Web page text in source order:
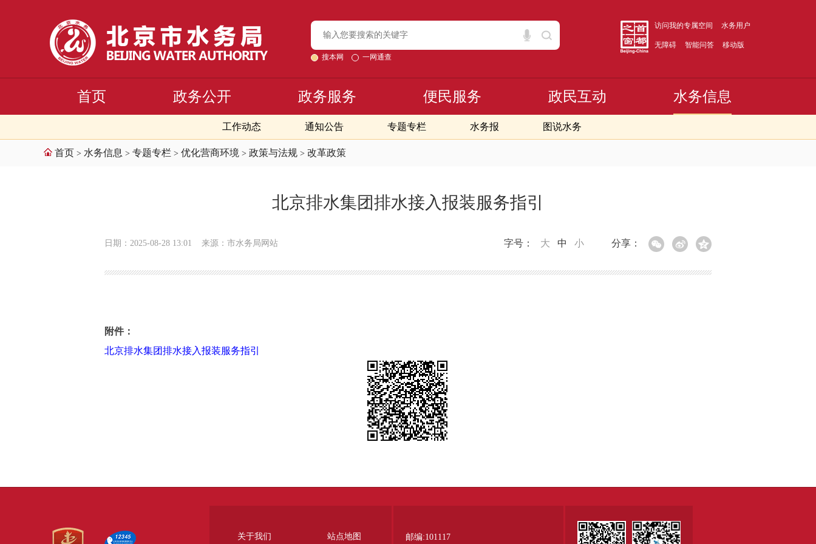
搜本网 一网通查
访问我的专属空间 水务用户
无障碍 智能问答 移动版
首页 政务公开 政务服务 便民服务 政民互动 水务信息
工作动态 通知公告 专题专栏 水务报 图说水务
首页 > 水务信息 > 专题专栏 > 优化营商环境 > 政策与法规 > 改革政策
北京排水集团排水接入报装服务指引
日期：2025-08-28 13:01 来源：市水务局网站 分享：
字号： 大 中 小
附件：
北京排水集团排水接入报装服务指引
关于我们 站点地图 邮编:101117